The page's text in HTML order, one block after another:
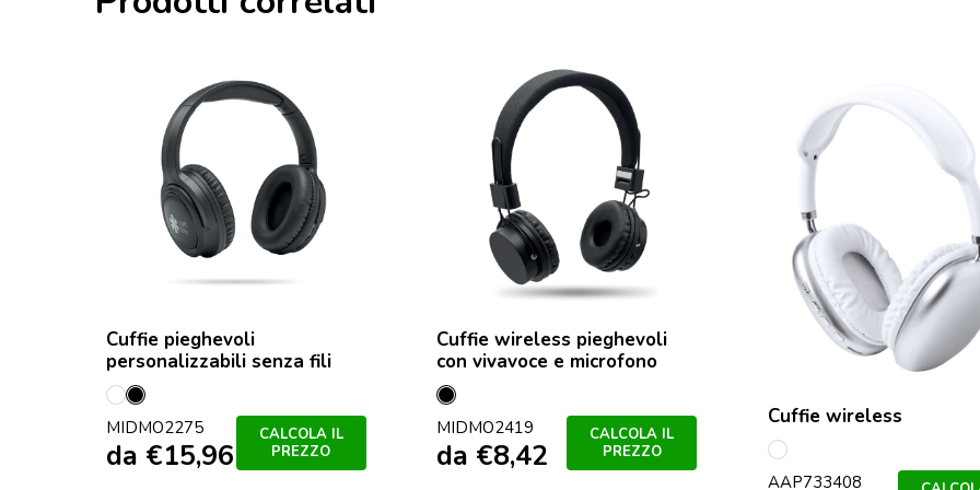
Cuffie pieghevoli
personalizzabili senza fili
Bianco
Nero
MIDMO2275
da €15,96
CALCOLA IL
PREZZO
Cuffie wireless pieghevoli
con vivavoce e microfono
Nero
MIDMO2419
da €8,42
CALCOLA IL
PREZZO
Cuffie wireless
Bianco
AAP733408